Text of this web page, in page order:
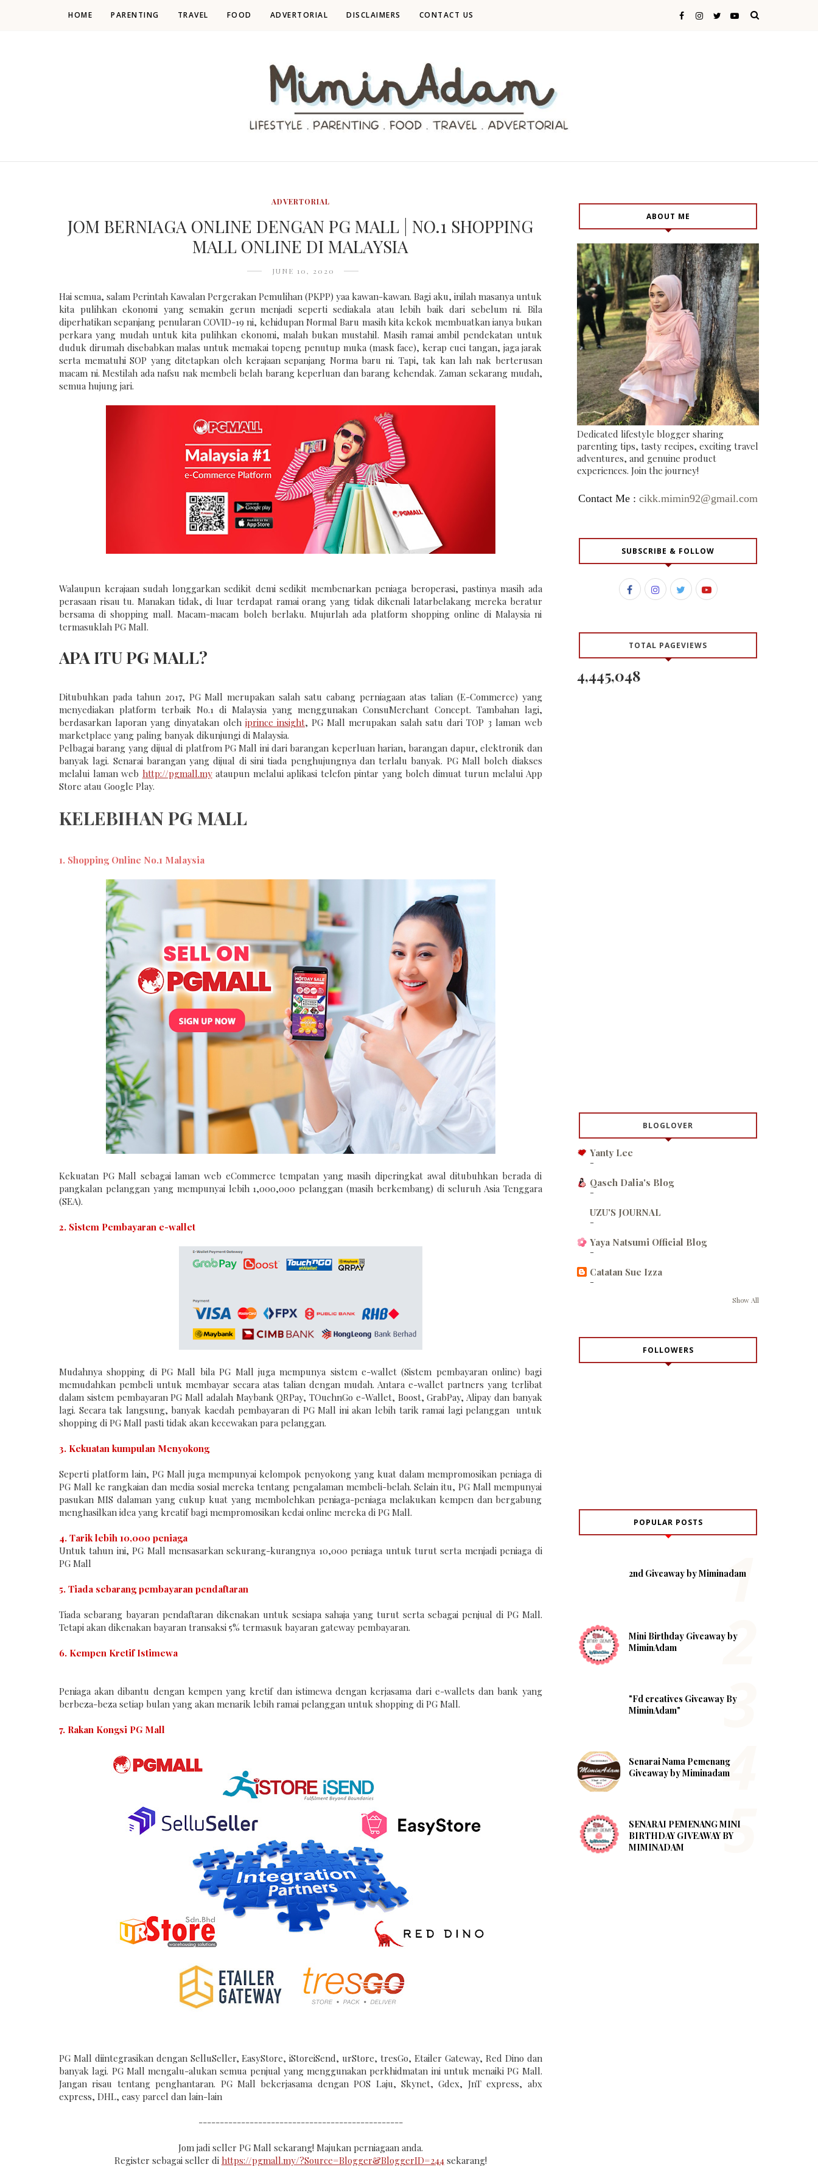
HOME PARENTING TRAVEL FOOD ADVERTORIAL DISCLAIMERS CONTACT US
ADVERTORIAL
JOM BERNIAGA ONLINE DENGAN PG MALL | NO.1 SHOPPING
MALL ONLINE DI MALAYSIA
JUNE 10, 2020
Hai semua, salam Perintah Kawalan Pergerakan Pemulihan (PKPP) yaa kawan-kawan. Bagi aku, inilah masanya untuk
kita pulihkan ekonomi yang semakin gerun menjadi seperti sediakala atau lebih baik dari sebelum ni. Bila
diperhatikan sepanjang penularan COVID-19 ni, kehidupan Normal Baru masih kita kekok membuatkan ianya bukan
perkara yang mudah untuk kita pulihkan ekonomi, malah bukan mustahil. Masih ramai ambil pendekatan untuk
duduk dirumah disebabkan malas untuk memakai topeng penutup muka (mask face), kerap cuci tangan, jaga jarak
serta mematuhi SOP yang ditetapkan oleh kerajaan sepanjang Norma baru ni. Tapi, tak kan lah nak berterusan
macam ni. Mestilah ada nafsu nak membeli belah barang keperluan dan barang kehendak. Zaman sekarang mudah,
semua hujung jari.
Walaupun kerajaan sudah longgarkan sedikit demi sedikit membenarkan peniaga beroperasi, pastinya masih ada
perasaan risau tu. Manakan tidak, di luar terdapat ramai orang yang tidak dikenali latarbelakang mereka beratur
bersama di shopping mall. Macam-macam boleh berlaku. Mujurlah ada platform shopping online di Malaysia ni
termasuklah PG Mall.
APA ITU PG MALL?
Ditubuhkan pada tahun 2017, PG Mall merupakan salah satu cabang perniagaan atas talian (E-Commerce) yang
menyediakan platform terbaik No.1 di Malaysia yang menggunakan ConsuMerchant Concept. Tambahan lagi,
berdasarkan laporan yang dinyatakan oleh iprince insight, PG Mall merupakan salah satu dari TOP 3 laman web
marketplace yang paling banyak dikunjungi di Malaysia.
Pelbagai barang yang dijual di platfrom PG Mall ini dari barangan keperluan harian, barangan dapur, elektronik dan
banyak lagi. Senarai barangan yang dijual di sini tiada penghujungnya dan terlalu banyak. PG Mall boleh diakses
melalui laman web http://pgmall.myataupun melalui aplikasi telefon pintar yang boleh dimuat turun melalui App
Store atau Google Play.
KELEBIHAN PG MALL
1. Shopping Online No.1 Malaysia
Kekuatan PG Mall sebagai laman web eCommerce tempatan yang masih diperingkat awal ditubuhkan berada di
pangkalan pelanggan yang mempunyai lebih 1,000,000 pelanggan (masih berkembang) di seluruh Asia Tenggara
(SEA).
2. Sistem Pembayaran e-wallet
Mudahnya shopping di PG Mall bila PG Mall juga mempunya sistem e-wallet (Sistem pembayaran online) bagi
memudahkan pembeli untuk membayar secara atas talian dengan mudah. Antara e-wallet partners yang terlibat
dalam sistem pembayaran PG Mall adalah Maybank QRPay, TOuchnGo e-Wallet, Boost, GrabPay, Alipay dan banyak
lagi. Secara tak langsung, banyak kaedah pembayaran di PG Mall ini akan lebih tarik ramai lagi pelanggan untuk
shopping di PG Mall pasti tidak akan kecewakan para pelanggan.
3. Kekuatan kumpulan Menyokong
Seperti platform lain, PG Mall juga mempunyai kelompok penyokong yang kuat dalam mempromosikan peniaga di
PG Mall ke rangkaian dan media sosial mereka tentang pengalaman membeli-belah. Selain itu, PG Mall mempunyai
pasukan MIS dalaman yang cukup kuat yang membolehkan peniaga-peniaga melakukan kempen dan bergabung
menghasilkan idea yang kreatif bagi mempromosikan kedai online mereka di PG Mall.
4. Tarik lebih 10,000 peniaga
Untuk tahun ini, PG Mall mensasarkan sekurang-kurangnya 10,000 peniaga untuk turut serta menjadi peniaga di
PG Mall
5. Tiada sebarang pembayaran pendaftaran
Tiada sebarang bayaran pendaftaran dikenakan untuk sesiapa sahaja yang turut serta sebagai penjual di PG Mall.
Tetapi akan dikenakan bayaran transaksi 5% termasuk bayaran gateway pembayaran.
6. Kempen Kretif Istimewa
Peniaga akan dibantu dengan kempen yang kretif dan istimewa dengan kerjasama dari e-wallets dan bank yang
berbeza-beza setiap bulan yang akan menarik lebih ramai pelanggan untuk shopping di PG Mall.
7. Rakan Kongsi PG Mall
PG Mall diintegrasikan dengan SelluSeller, EasyStore, iStoreiSend, urStore, tresGo, Etailer Gateway, Red Dino dan
banyak lagi. PG Mall mengalu-alukan semua penjual yang menggunakan perkhidmatan ini untuk menaiki PG Mall.
Jangan risau tentang penghantaran. PG Mall bekerjasama dengan POS Laju, Skynet, Gdex, JnT express, abx
express, DHL, easy parcel dan lain-lain
------------------------------------------------
Jom jadi seller PG Mall sekarang! Majukan perniagaan anda.
Register sebagai seller di https://pgmall.my/?Source=Blogger&BloggerID=244sekarang!
ABOUT ME
Dedicated lifestyle blogger sharing
parenting tips, tasty recipes, exciting travel
adventures, and genuine product
experiences. Join the journey!
Contact Me : cikk.mimin92@gmail.com
SUBSCRIBE & FOLLOW
TOTAL PAGEVIEWS
4,445,048
BLOGLOVER
Yanty Lee
-
Qaseh Dalia's Blog
-
UZU'S JOURNAL
-
Yaya Natsumi Official Blog
-
Catatan Sue Izza
-
Show All
FOLLOWERS
POPULAR POSTS
2nd Giveaway by Miminadam
Mini Birthday Giveaway by
MiminAdam
"Fd creatives Giveaway By
MiminAdam"
Senarai Nama Pemenang
Giveaway by Miminadam
SENARAI PEMENANG MINI
BIRTHDAY GIVEAWAY BY
MIMINADAM